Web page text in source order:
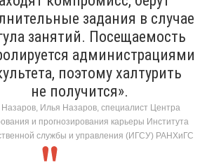
задания в случае
занятий. Посещаемость
администрациями
поэтому халтурить
не получится».
Илья Назаров, специалист Центра
и прогнозирования карьеры Института
службы и управления (ИГСУ) РАНХиГС